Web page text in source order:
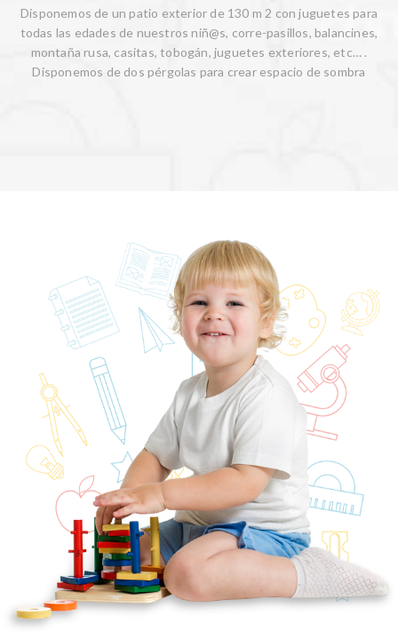
Disponemos de un patio exterior de 130 m 2 con juguetes para
todas las edades de nuestros niñ@s, corre-pasillos, balancines,
montaña rusa, casitas, tobogán, juguetes exteriores, etc… .
Disponemos de dos pérgolas para crear espacio de sombra